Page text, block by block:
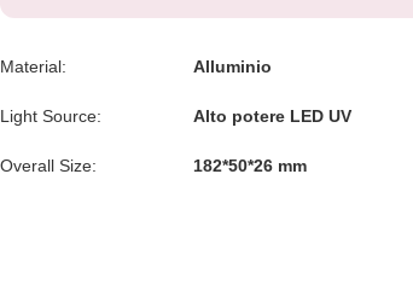
Material: Alluminio
Light Source: Alto potere LED UV
Overall Size: 182*50*26 mm